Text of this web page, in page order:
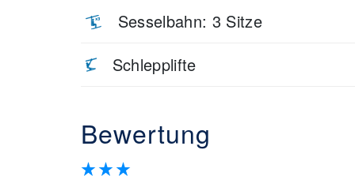
Sesselbahn: 3 Sitze
Schlepplifte
Bewertung